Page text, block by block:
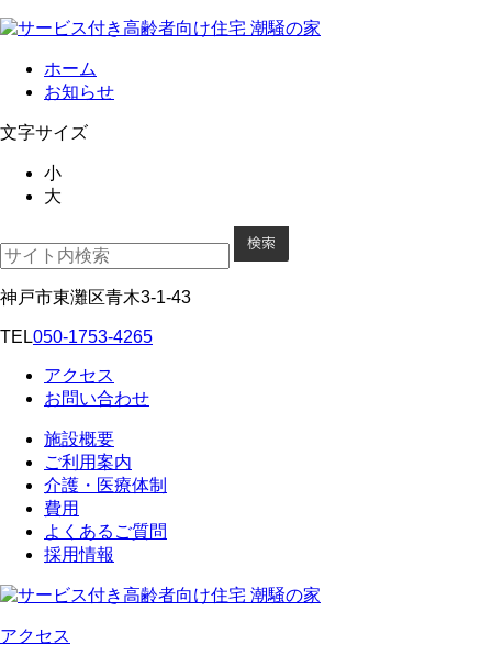
ホーム
お知らせ
文字サイズ
小
大
神戸市東灘区青木3-1-43
TEL050-1753-4265
アクセス
お問い合わせ
施設概要
ご利用案内
介護・医療体制
費用
よくあるご質問
採用情報
アクセス